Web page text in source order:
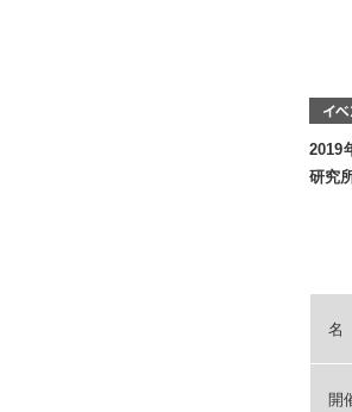
2019
研究
名
開